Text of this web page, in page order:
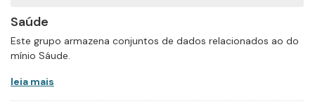
Saúde
Este grupo armazena conjuntos de dados relacionados ao do
mínio Sáude.
leia mais